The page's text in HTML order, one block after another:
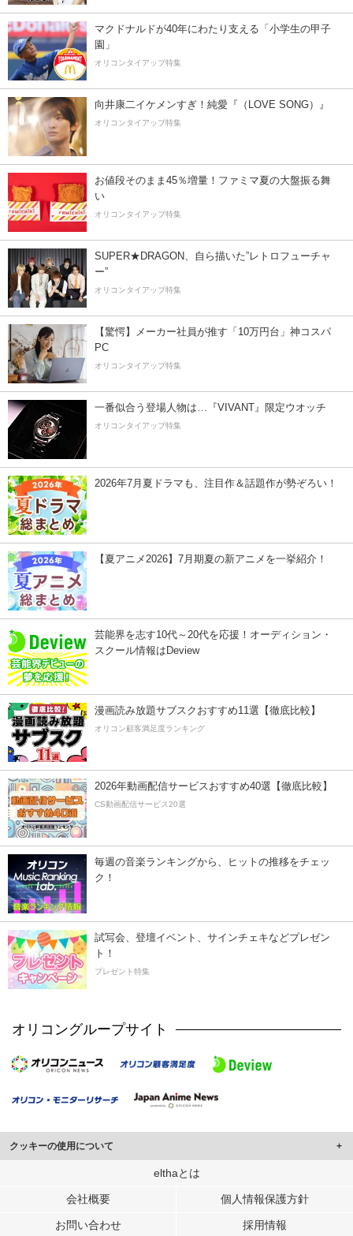
マクドナルドが40年にわたり支える「小学生の甲子
園」
オリコンタイアップ特集
向井康二イケメンすぎ！純愛『（LOVE SONG）』
オリコンタイアップ特集
お値段そのまま45％増量！ファミマ夏の大盤振る舞
い
オリコンタイアップ特集
SUPER★DRAGON、自ら描いた”レトロフューチャ
ー”
オリコンタイアップ特集
【驚愕】メーカー社員が推す「10万円台」神コスパ
PC
オリコンタイアップ特集
一番似合う登場人物は…『VIVANT』限定ウオッチ
オリコンタイアップ特集
2026年7月夏ドラマも、注目作＆話題作が勢ぞろい！
【夏アニメ2026】7月期夏の新アニメを一挙紹介！
芸能界を志す10代～20代を応援！オーディション・
スクール情報はDeview
漫画読み放題サブスクおすすめ11選【徹底比較】
オリコン顧客満足度ランキング
2026年動画配信サービスおすすめ40選【徹底比較】
CS動画配信サービス20選
毎週の音楽ランキングから、ヒットの推移をチェッ
ク！
試写会、登壇イベント、サインチェキなどプレゼン
ト！
プレゼント特集
オリコングループサイト
クッキーの使用について
このサイトでは Cookie を使用して、ユーザーに合わせたコンテンツや広告の
行っています。
メディアや広告配信、データ解析の各パートナーに提供しています。
elthaとは
会社概要 個人情報保護方針
お問い合わせ 採用情報